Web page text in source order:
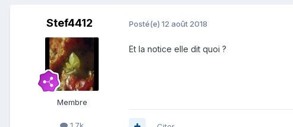
Stef4412
Membre
Posté(e) 12 août 2018
Et la notice elle dit quoi ?